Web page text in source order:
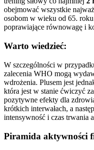
obejmować wszystkie
osobom w wieku od 65.
poprawiające równowagę i
Warto wiedzieć:
W szczególności w
zalecenia WHO mogą
wdrożenia. Plusem jest
która jest w stanie ćwiczyć
pozytywne efekty dla
krótkich interwałach, a
intensywność i czas trwania
Piramida aktywności